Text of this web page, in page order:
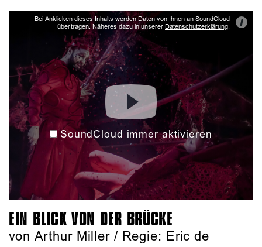
Bei Anklicken dieses Inhalts werden Daten von Ihnen an SoundCloud
übertragen. Näheres dazu in unserer Datenschutzerklärung. i
SoundCloud immer aktivieren
EIN BLICK VON DER BRÜCKE
von Arthur Miller / Regie: Eric de